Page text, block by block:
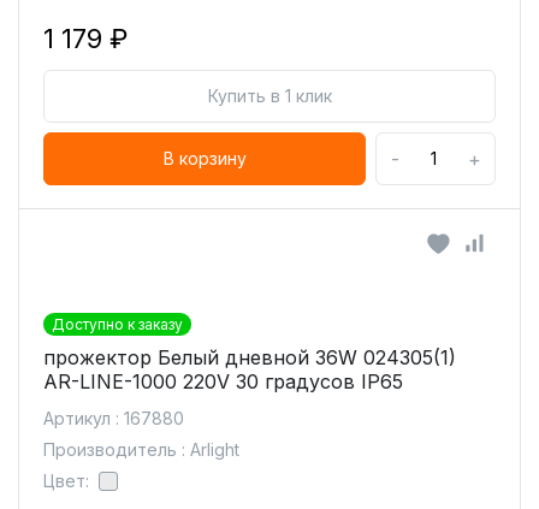
1 179 ₽
Купить в 1 клик
В корзину - +
Доступно к заказу
прожектор Белый дневной 36W 024305(1)
AR-LINE-1000 220V 30 градусов IP65
Артикул : 167880
Производитель : Arlight
Цвет: